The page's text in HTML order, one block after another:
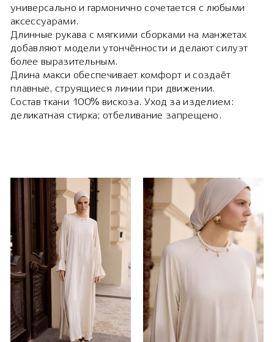
универсально и гармонично сочетается с любыми
аксессуарами.
Длинные рукава с мягкими сборками на манжетах
добавляют модели утончённости и делают силуэт
более выразительным.
Длина макси обеспечивает комфорт и создаёт
плавные, струящиеся линии при движении.
Состав ткани 100% вискоза. Уход за изделием:
деликатная стирка; отбеливание запрещено.